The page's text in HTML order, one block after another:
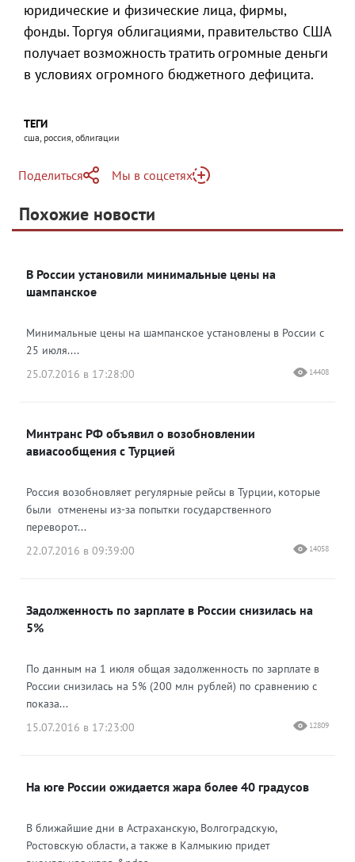
юридические и физические лица, фирмы,
фонды. Торгуя облигациями, правительство США
получает возможность тратить огромные деньги
в условиях огромного бюджетного дефицита.
ТЕГИ
сша, россия, облигации
Поделиться
Telegram
Одноклассники
Мы в соцсетях
Яндекс Дзен
Похожие новости
В России установили минимальные цены на
шампанское
Минимальные цены на шампанское установлены в России с
25 июля....
25.07.2016 в 17:28:00
14408
Минтранс РФ объявил о возобновлении
авиасообщения с Турцией
Россия возобновляет регулярные рейсы в Турции, которые
были отменены из-за попытки государственного
переворот...
22.07.2016 в 09:39:00
14058
Задолженность по зарплате в России снизилась на
5%
По данным на 1 июля общая задолженность по зарплате в
России снизилась на 5% (200 млн рублей) по сравнению с
показа...
15.07.2016 в 17:23:00
12809
На юге России ожидается жара более 40 градусов
В ближайшие дни в Астраханскую, Волгоградскую,
Ростовскую области, а также в Калмыкию придет